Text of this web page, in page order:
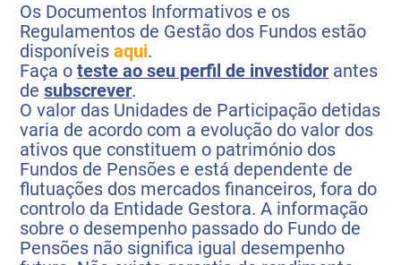
Os Documentos Informativos e os
Regulamentos de Gestão dos Fundos estão
disponíveisaqui.
Faça oteste ao seu perfil de investidor antes
desubscrever.
O valor das Unidades de Participação detidas
varia de acordo com a evolução do valor dos
ativos que constituem o património dos
Fundos de Pensões e está dependente de
flutuações dos mercados financeiros, fora do
controlo da Entidade Gestora. A informação
sobre o desempenho passado do Fundo de
Pensões não significa igual desempenho